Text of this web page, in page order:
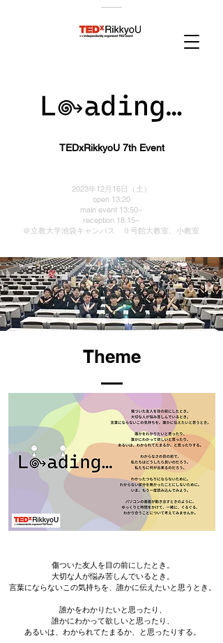
TEDxRikkyoU 7th Event
2023年12月16日（土）
open 13:20
main event 13:50~
reception 18:15~
＠立教大学池袋キャンパス ９号館大教室、小教室
Theme
傷ついた友人を目の前にしたとき。
大切な人が悩み苦しんでいるとき。
言葉にならないこの気持ちを、誰かに伝えたいと思うとき。
誰かをわかりたいと思ったり、
誰かにわかって欲しいと思ったり、
あるいは、わかられてたまるか、と思ったりする。